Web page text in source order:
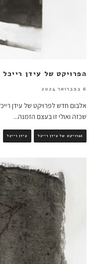
הפרויקט של עידן
6 בפברואר 2024
אלבום חדש לפרויקט של עידן
שכזה ואולי זו בעצם הזמנה...
הפרויקט של עידן רייכל עידן רייכל